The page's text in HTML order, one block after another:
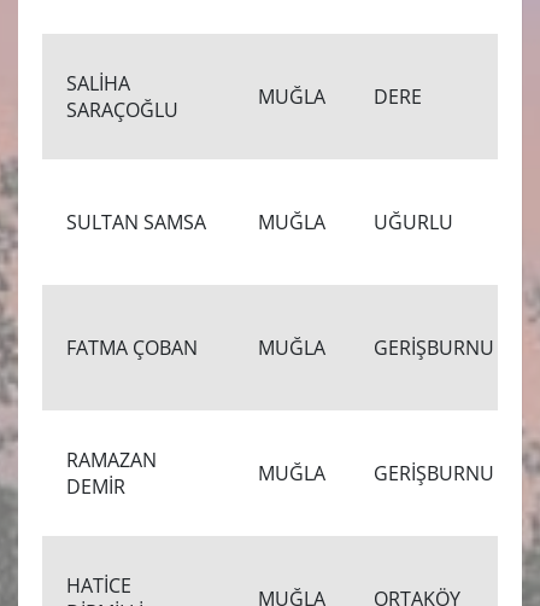
SALİHA
SARAÇOĞLU
MUĞLA DERE
SULTAN SAMSA MUĞLA UĞURLU
FATMA ÇOBAN MUĞLA GERİŞBURNU
RAMAZAN
DEMİR
MUĞLA GERİŞBURNU
HATİCE
MUĞLA ORTAKÖY